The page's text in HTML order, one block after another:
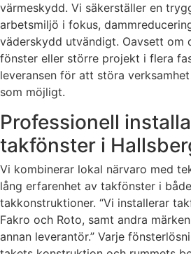
värmeskydd. Vi säkerställer en
arbetsmiljö i fokus,
väderskydd utvändigt. Oavsett om
fönster eller större projekt i flera
leveransen för att störa
som möjligt.
Professionell
takfönster i
Vi kombinerar lokal närvaro med
lång erfarenhet av takfönster i
takkonstruktioner. “Vi installerar
Fakro och Roto, samt andra
annan leverantör.” Varje